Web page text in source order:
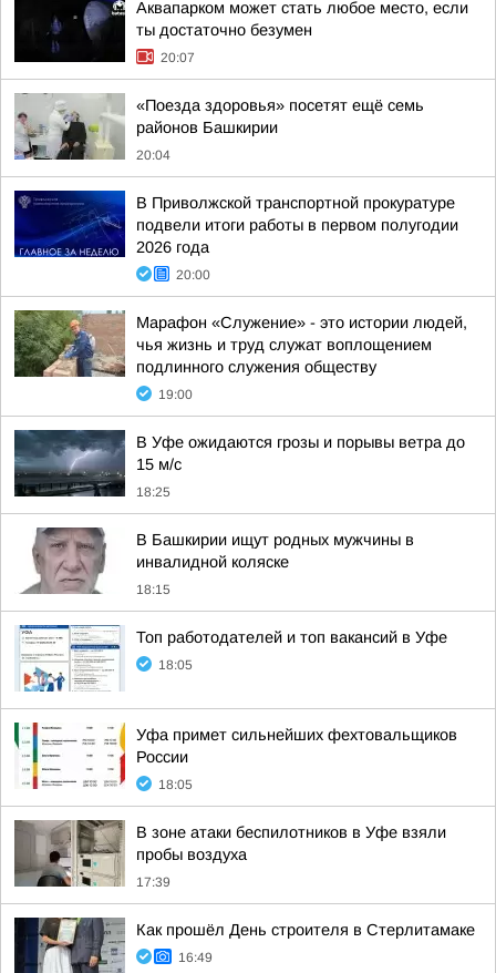
Аквапарком может стать любое место, если
ты достаточно безумен
20:07
«Поезда здоровья» посетят ещё семь
районов Башкирии
20:04
В Приволжской транспортной прокуратуре
подвели итоги работы в первом полугодии
2026 года
20:00
Марафон «Служение» - это истории людей,
чья жизнь и труд служат воплощением
подлинного служения обществу
19:00
В Уфе ожидаются грозы и порывы ветра до
15 м/с
18:25
В Башкирии ищут родных мужчины в
инвалидной коляске
18:15
Топ работодателей и топ вакансий в Уфе
18:05
Уфа примет сильнейших фехтовальщиков
России
18:05
В зоне атаки беспилотников в Уфе взяли
пробы воздуха
17:39
Как прошёл День строителя в Стерлитамаке
16:49